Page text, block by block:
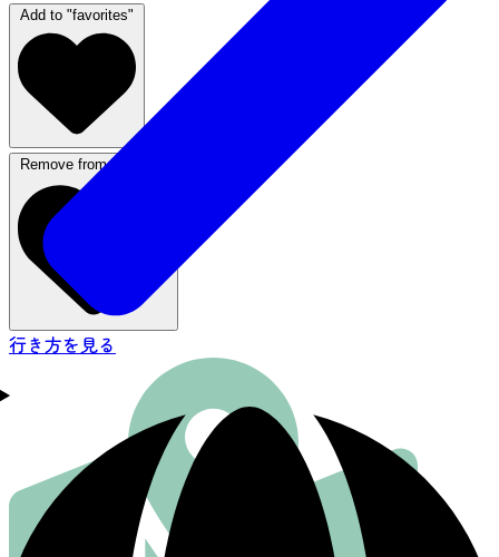
Add to "favorites"
Remove from favorites
行き方を見る